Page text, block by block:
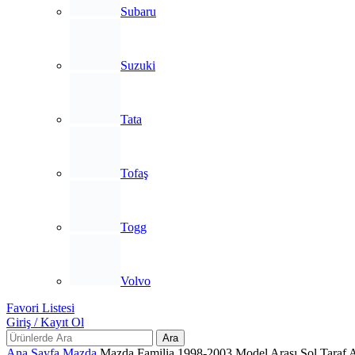
Subaru
Suzuki
Tata
Tofaş
Togg
Volvo
Favori Listesi
Giriş / Kayıt Ol
Ara